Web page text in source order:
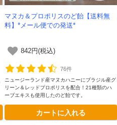
マヌカ＆プロポリスのど飴【送料無
料】*メール便での発送*
842円(税込)
76件
ニュージーランド産マヌカハニーにブラジル産グ
リーン＆レッドプロポリスを配合！21種類のハ
ーブエキスも使用したのど飴です。
カートに入れる